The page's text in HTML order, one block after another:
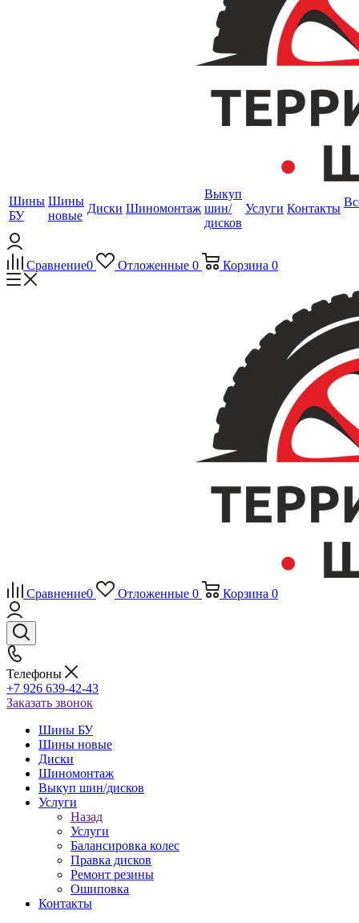
Шины
БУ
Шины
новые
Диски Шиномонтаж
Выкуп
шин/
дисков
Услуги Контакты
Сравнение0 Отложенные 0 Корзина 0
Сравнение0 Отложенные 0 Корзина 0
Телефоны
+7 926 639-42-43
Заказать звонок
Шины БУ
Шины новые
Диски
Шиномонтаж
Выкуп шин/дисков
Услуги
Назад
Услуги
Балансировка колес
Правка дисков
Ремонт резины
Ошиповка
Контакты